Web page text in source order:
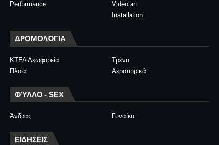
Video art
Performance
Installation
ΔΡΟΜΟΛΌΓΙΑ
ΚΤΕΛ Λεωφορεία
Τρένα
Πλοία
Αεροπορικά
ΦΎΛΛΟ - SEX
Άνδρας Γυναίκα
ΕΙΔΗΣΕΙΣ